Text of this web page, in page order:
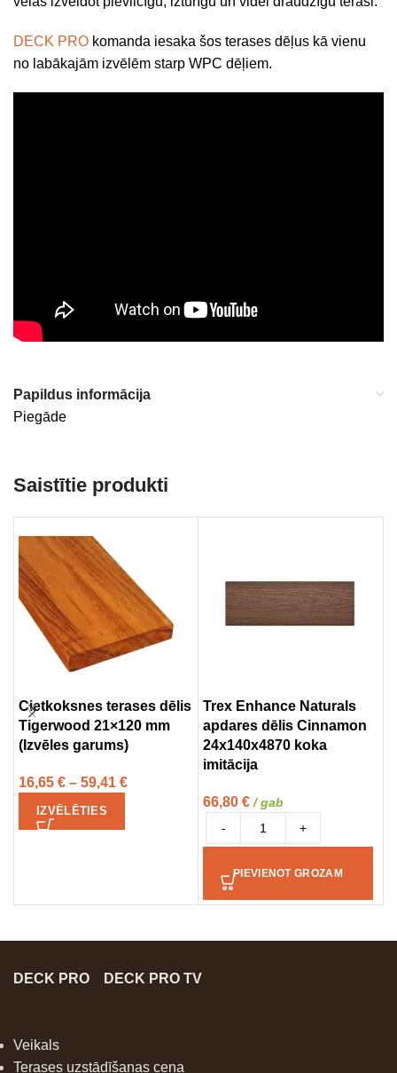
DECK PRO komanda iesaka šos terases dēļus kā vienu
no labākajām izvēlēm starp WPC dēļiem.
Papildus informācija
Piegāde
Saistītie produkti
Cietkoksnes terases dēlis
Tigerwood 21×120 mm
(Izvēles garums)
16,65 € – 59,41 €
IZVĒLĒTIES
Trex Enhance Naturals
apdares dēlis Cinnamon
24x140x4870 koka
imitācija
66,80 € / gab
-
+
PIEVIENOT GROZAM
DECK PRO DECK PRO TV
Veikals
Terases uzstādīšanas cena